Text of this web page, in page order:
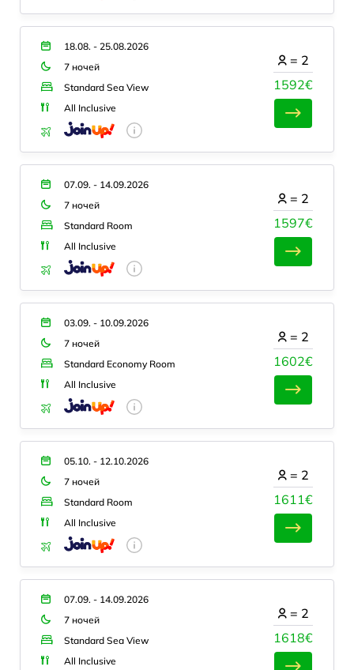
18.08. - 25.08.2026
7 ночей
Standard Sea View
All Inclusive
1592€
= 2
07.09. - 14.09.2026
7 ночей
Standard Room
All Inclusive
1597€
= 2
03.09. - 10.09.2026
7 ночей
Standard Economy Room
All Inclusive
1602€
= 2
05.10. - 12.10.2026
7 ночей
Standard Room
All Inclusive
1611€
= 2
07.09. - 14.09.2026
7 ночей
Standard Sea View
All Inclusive
1618€
= 2